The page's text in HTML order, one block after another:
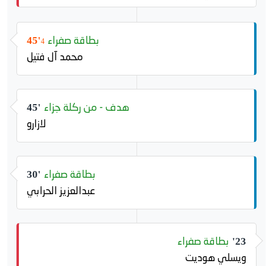
45'4 بطاقة صفراء
محمد آل فتيل
45' هدف - من ركلة جزاء
لازارو
30' بطاقة صفراء
عبدالعزيز الحرابي
23' بطاقة صفراء
ويسلي هوديت